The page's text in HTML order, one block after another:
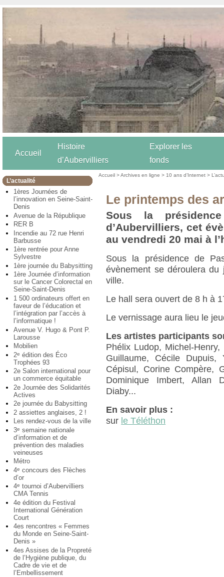
Accueil
Histoire
d’Aubervilliers
Explorer les
fonds
L’actualité
1ères Journées de
l’innovation en Seine-Saint-
Denis
Avenue de la République
RER B
Incendie au 72 rue Henri
Barbusse
1ère rentrée pour Anne
Sylvestre
1ère journée du Babysitting
1ère Journée d’information
sur le Cancer Colorectal en
Seine-Saint-Denis
1 500 ordinateurs offert en
faveur de l’éducation et
l’intégration par l’accès à
l’informatique !
Avenue V. Hugo & Pont P.
Larousse
Mobilien
2e édition des Éco
Trophées 93
2e Salon international pour
un commerce équitable
2e Journée des Solidarités
Actives
2e journée du Babysitting
2 assiettes anglaises, 2 !
Les rendez-vous de la ville
3e semaine nationale
d’information et de
prévention des maladies
veineuses
Métro
4e concours des Flèches
d’or
4e tournoi d’Aubervilliers
CMA Tennis
4e édition du Festival
International Génération
Court
4es rencontres « Femmes
du Monde en Seine-Saint-
Denis »
4es Assises de la Propreté
de l’Hygiène publique, du
Cadre de vie et de
l’Embellissement
Accueil >Archives en ligne > 10 ans d’Internet >
Le printemps des
Sous la
d’Aubervilliers, cet
au vendredi 20 mai à
Sous la présidence de
évènement se déroulera
ville.
Le hall sera ouvert de 8 h à
Le vernissage aura lieu le
Les artistes participants
Phélix Ludop, Michel-
Guillaume, Cécile
Cépisul, Corine Compère,
Dominique Imbert, Allan
Diaby...
En savoir plus :
sur le Téléthon